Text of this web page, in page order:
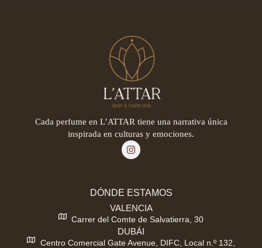
Cada perfume en L’ATTAR tiene una narrativa única
inspirada en culturas y emociones.
DÓNDE ESTAMOS
VALENCIA
Carrer del Comte de Salvatierra, 30
DUBÁI
Centro Comercial Gate Avenue, DIFC, Local n.º 132,